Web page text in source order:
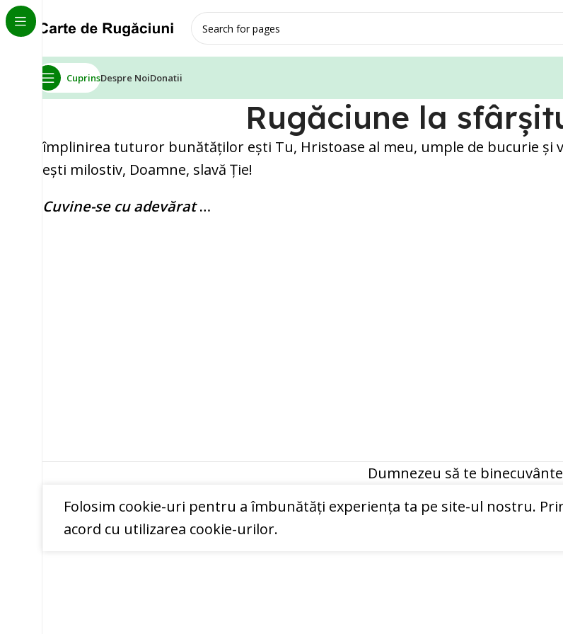
CuprinsDespre NoiDonatii
Rugăciune la
împlinirea tuturor bunătăţilor eşti Tu, Hristoase al meu, umple de bucurie şi
eşti milostiv, Doamne, slavă Ţie!
Cuvine-se cu adevărat…
Dumnezeu să te
Folosim cookie-uri pentru a îmbunătăți experiența ta pe site-ul nostru.
acord cu utilizarea cookie-urilor.